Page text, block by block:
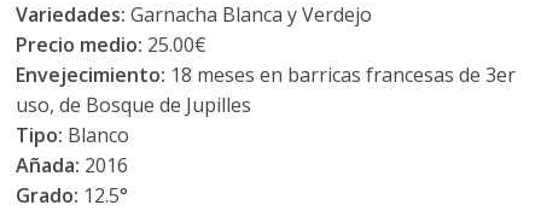
Variedades: Garnacha Blanca y Verdejo
Precio medio: 25.00€
Envejecimiento: 18 meses en barricas francesas de 3er
uso, de Bosque de Jupilles
Tipo: Blanco
Añada: 2016
Grado: 12.5°